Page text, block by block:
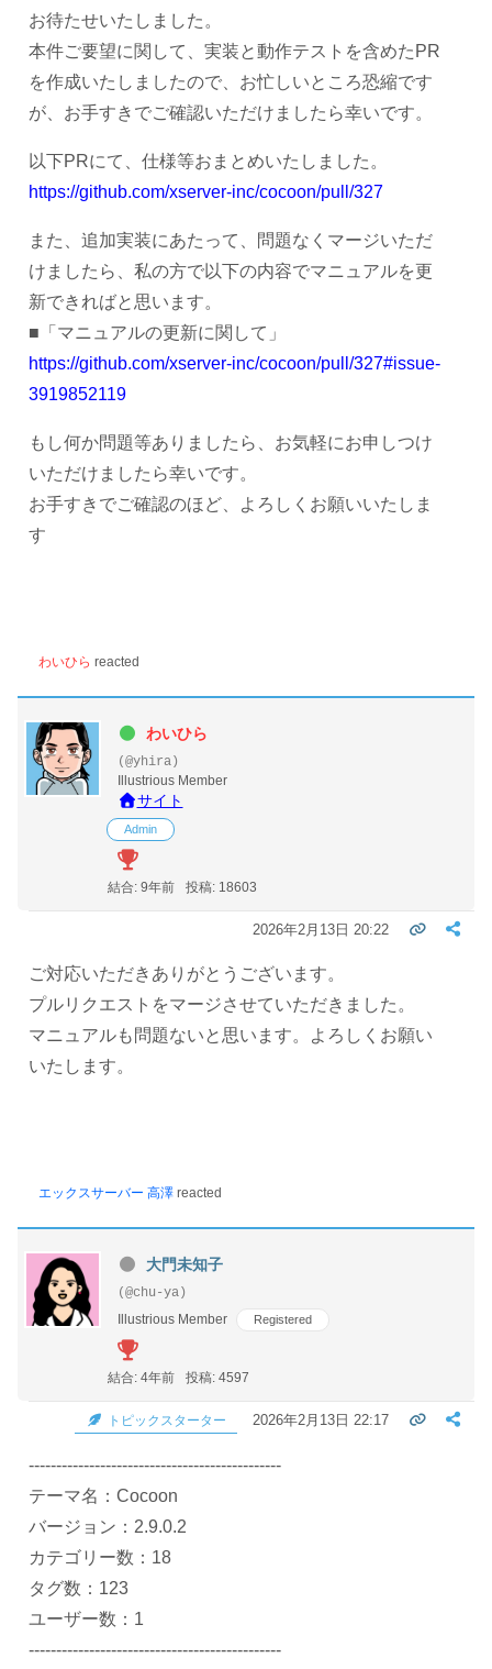
お待たせいたしました。
本件ご要望に関して、実装と動作テストを含めたPR
を作成いたしましたので、お忙しいところ恐縮です
が、お手すきでご確認いただけましたら幸いです。
以下PRにて、仕様等おまとめいたしました。
https://github.com/xserver-inc/cocoon/pull/327
また、追加実装にあたって、問題なくマージいただ
けましたら、私の方で以下の内容でマニュアルを更
新できればと思います。
■「マニュアルの更新に関して」
https://github.com/xserver-inc/cocoon/pull/327#issue-
3919852119
もし何か問題等ありましたら、お気軽にお申しつけ
いただけましたら幸いです。
お手すきでご確認のほど、よろしくお願いいたしま
す
わいひら reacted
わいひら
(@yhira)
Illustrious Member
サイト
Admin
結合: 9年前 投稿: 18603
2026年2月13日 20:22
ご対応いただきありがとうございます。
プルリクエストをマージさせていただきました。
マニュアルも問題ないと思います。よろしくお願い
いたします。
エックスサーバー 高澤 reacted
大門未知子
(@chu-ya)
Illustrious Member
Registered
結合: 4年前 投稿: 4597
トピックスターター 2026年2月13日 22:17
----------------------------------------------
テーマ名：Cocoon
バージョン：2.9.0.2
カテゴリー数：18
タグ数：123
ユーザー数：1
----------------------------------------------